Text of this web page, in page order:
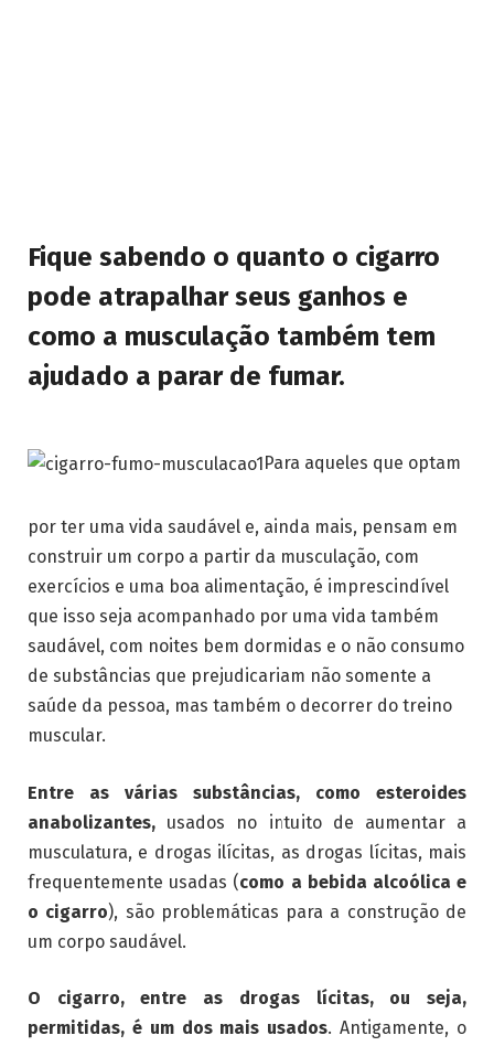
Fique sabendo o quanto o cigarro
pode atrapalhar seus ganhos e
como a musculação também tem
ajudado a parar de fumar.
Para aqueles que optam
por ter uma vida saudável e, ainda mais, pensam em
construir um corpo a partir da musculação, com
exercícios e uma boa alimentação, é imprescindível
que isso seja acompanhado por uma vida também
saudável, com noites bem dormidas e o não consumo
de substâncias que prejudicariam não somente a
saúde da pessoa, mas também o decorrer do treino
muscular.
Entre as várias substâncias, como esteroides
anabolizantes, usados no intuito de aumentar a
musculatura, e drogas ilícitas, as drogas lícitas, mais
frequentemente usadas (como a bebida alcoólica e
o cigarro), são problemáticas para a construção de
um corpo saudável.
O cigarro, entre as drogas lícitas, ou seja,
permitidas, é um dos mais usados. Antigamente, o